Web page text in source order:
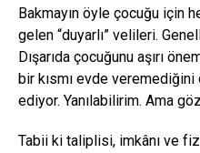
Bakmayın öyle çocuğu için
gelen “duyarlı” velileri.
Dışarıda çocuğunu aşırı
bir kısmı evde veremediğini
ediyor. Yanılabilirim. Ama
Tabii ki taliplisi, imkânı ve